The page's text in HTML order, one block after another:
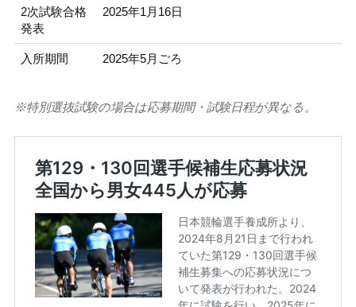
2次試験合格
発表
2025年1月16日
入所期間 2025年5月ごろ
※特別選抜試験の場合は応募期間・試験日程が異なる。